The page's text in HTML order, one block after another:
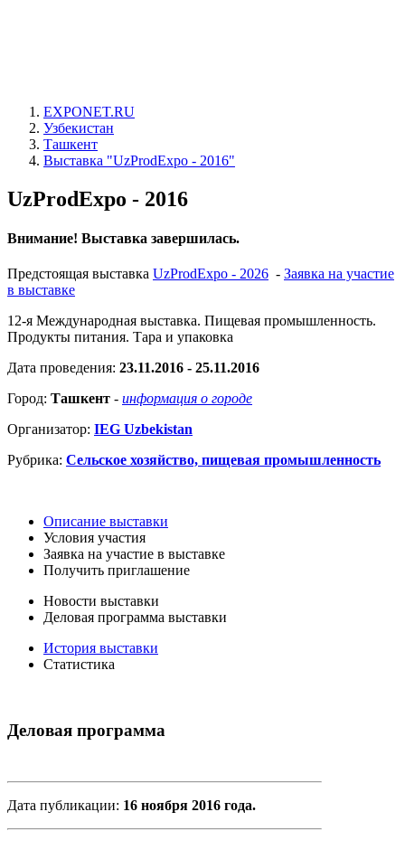
EXPONET.RU
Узбекистан
Ташкент
Выставка "UzProdExpo - 2016"
UzProdExpo - 2016
Внимание! Выставка завершилась.
Предстоящая выставка UzProdExpo - 2026 - Заявка на участие
в выставке
12-я Международная выставка. Пищевая промышленность.
Продукты питания. Тара и упаковка
Дата проведения: 23.11.2016 - 25.11.2016
Город: Ташкент - информация о городе
Организатор: IEG Uzbekistan
Рубрика: Сельское хозяйство, пищевая промышленность
Описание выставки
Условия участия
Заявка на участие в выставке
Получить приглашение
Новости выставки
Деловая программа выставки
История выставки
Статистика
Деловая программа
Дата публикации: 16 ноября 2016 года.